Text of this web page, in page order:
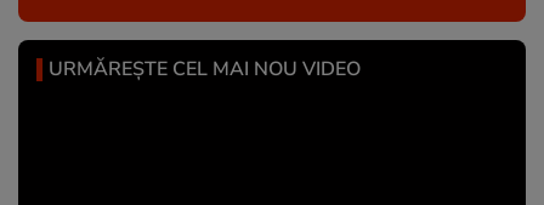
URMĂREȘTE CEL MAI NOU VIDEO